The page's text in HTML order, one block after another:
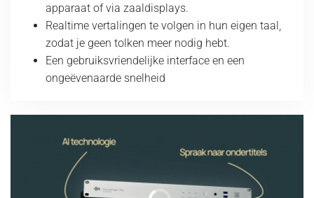
apparaat of via zaaldisplays.
Realtime vertalingen te volgen in hun eigen taal,
zodat je geen tolken meer nodig hebt.
Een gebruiksvriendelijke interface en een
ongeëvenaarde snelheid